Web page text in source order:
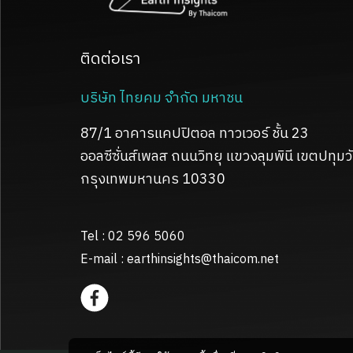
ติดต่อเรา
บริษัท ไทยคม จำกัด มหาชน
87/1 อาคารแคปปิตอล ทาวเวอร์ ชั้น 23
ออลซีซั่นส์เพลส ถนนวิทยุ แขวงลุมพินี เขตปทุม
กรุงเทพมหานคร 10330
Tel : 02 596 5060
E-mail :earthinsights@thaicom.net